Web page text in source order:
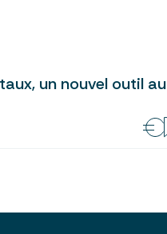
un nouvel outil au